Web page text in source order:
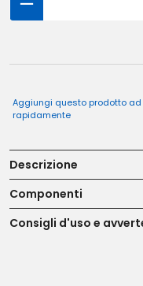
Aggiungi questo prodotto
rapidamente
Descrizione
Componenti
Consigli d'uso e